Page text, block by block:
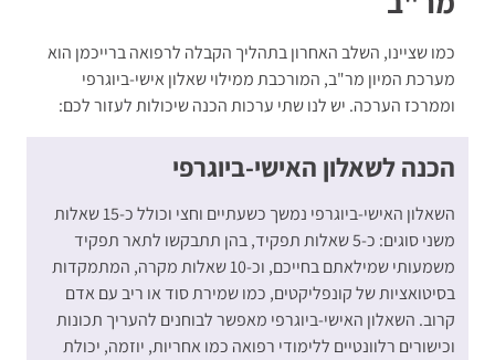
כמו שציינו, השלב האחרון בתהליך הקבלה לרפואה ברייכמן הוא
מערכת המיון מר"ב, המורכבת ממילוי שאלון אישי-ביוגרפי
וממרכז הערכה. יש לנו שתי ערכות הכנה שיכולות לעזור לכם:
הכנה לשאלון האישי-ביוגרפי
השאלון האישי-ביוגרפי נמשך כשעתיים וחצי וכולל כ-15 שאלות
משני סוגים: כ-5 שאלות תפקיד, בהן תתבקשו לתאר תפקיד
משמעותי שמילאתם בחייכם, וכ-10 שאלות מקרה, המתמקדות
בסיטואציות של קונפליקטים, כמו שמירת סוד או ריב עם אדם
קרוב. השאלון האישי-ביוגרפי מאפשר לבוחנים להעריך תכונות
וכישורים רלוונטיים ללימודי רפואה כמו אחריות, יוזמה, יכולת